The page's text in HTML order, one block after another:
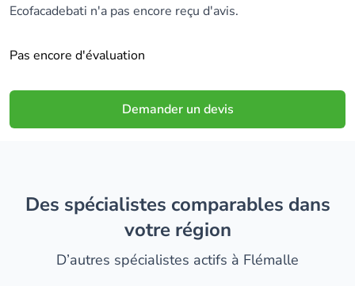
Ecofacadebati n'a pas encore reçu d'avis.
Pas encore d'évaluation
Demander un devis
Des spécialistes comparables dans
votre région
D’autres spécialistes actifs à Flémalle